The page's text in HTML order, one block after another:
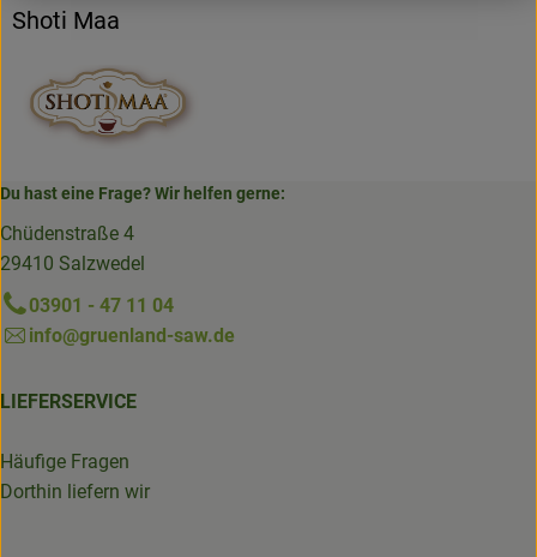
Shoti Maa
Du hast eine Frage? Wir helfen gerne:
Chüdenstraße 4
29410 Salzwedel
03901 - 47 11 04
info@gruenland-saw.de
LIEFERSERVICE
Häufige Fragen
Dorthin liefern wir